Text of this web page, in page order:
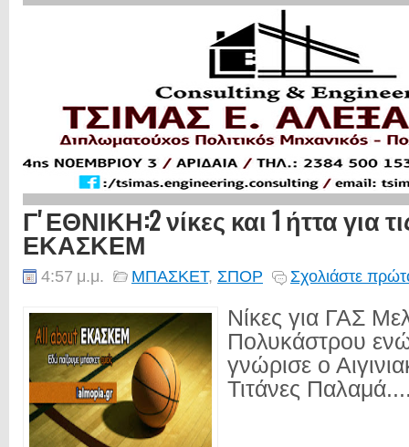
Γ' ΕΘΝΙΚΗ:2 νίκες και 1 ήττα για
ΕΚΑΣΚΕΜ
4:57 μ.μ. ΜΠΑΣΚΕΤ, ΣΠΟΡ Σχολιάστε
Νίκες για ΓΑΣ
Πολυκάστρου
γνώρισε ο
Τιτάνες